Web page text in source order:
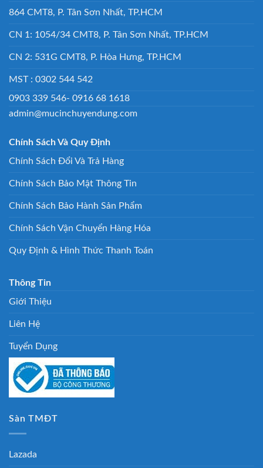
864 CMT8, P. Tân Sơn Nhất, TP.HCM
CN 1: 1054/34 CMT8, P. Tân Sơn Nhất, TP.HCM
CN 2: 531G CMT8, P. Hòa Hưng, TP.HCM
MST : 0302 544 542
0903 339 546- 0916 68 1618
admin@mucinchuyendung.com
Chính Sách Và Quy Định
Chính Sách Đổi Và Trả Hàng
Chính Sách Bảo Mật Thông Tin
Chính Sách Bảo Hành Sản Phẩm
Chính Sách Vận Chuyển Hàng Hóa
Quy Định & Hình Thức Thanh Toán
Thông Tin
Giới Thiệu
Liên Hệ
Tuyển Dụng
Sàn TMĐT
Lazada